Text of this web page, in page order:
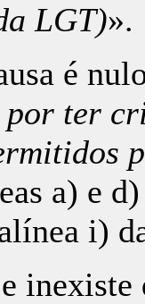
LGT)».
é
ter
a) e
i)